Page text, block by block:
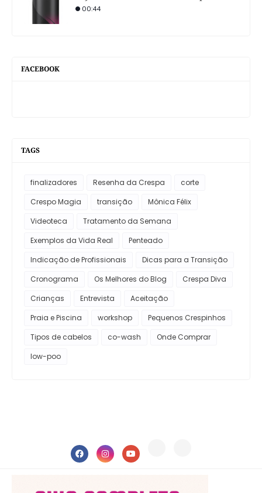
00:44
FACEBOOK
TAGS
finalizadores Resenha da Crespa
corte
Crespo Magia
transição
Mônica Félix
Videoteca
Tratamento da Semana
Exemplos da Vida Real
Penteado
Indicação de Profissionais
Dicas para a Transição
Cronograma
Os Melhores do Blog
Crespa Diva
Crianças
Entrevista
Aceitação
Praia e Piscina
workshop
Pequenos Crespinhos
Tipos de cabelos
co-wash
Onde Comprar
low-poo